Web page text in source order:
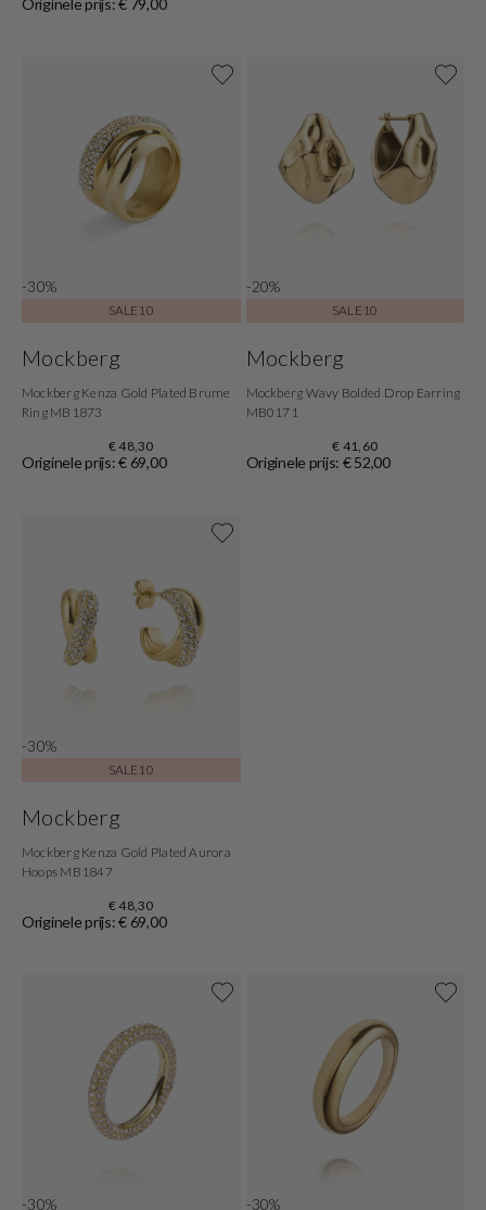
-30%
SALE10
Mockberg
Mockberg Kenza Gold Plated Brume
Ring MB1873
€ 48,30
Originele prijs: € 69,00
-20%
SALE10
Mockberg
Mockberg Wavy Bolded Drop Earring
MB0171
€ 41,60
Originele prijs: € 52,00
-30%
SALE10
Mockberg
Mockberg Kenza Gold Plated Aurora
Hoops MB1847
€ 48,30
Originele prijs: € 69,00
-30% -30%